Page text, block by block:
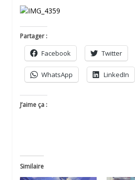
Partager :
Facebook Twitter
WhatsApp LinkedIn
J’aime ça :
Similaire